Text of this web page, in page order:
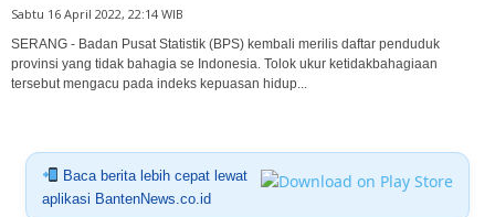
Sabtu 16 April 2022, 22:14 WIB
SERANG - Badan Pusat Statistik (BPS) kembali merilis daftar penduduk
provinsi yang tidak bahagia se Indonesia. Tolok ukur ketidakbahagiaan
tersebut mengacu pada indeks kepuasan hidup...
Baca berita lebih cepat lewat
aplikasi BantenNews.co.id